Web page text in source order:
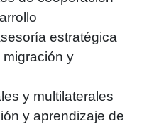
estratégica
y
y multilaterales
y aprendizaje de